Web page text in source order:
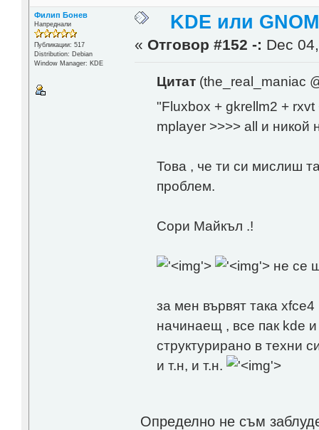
Филип Бонев
Напреднали
Публикации: 517
Distribution: Debian
Window Manager: KDE
KDE или
« Отговор #152 -: Dec
Цитат(the_real_maniac
"Fluxbox + gkrellm2 +
mplayer >>>> all и никой
Това , че ти си мислиш
проблем.
Сори Майкъл .!
'> '>не се
за мен вървят така
начинаещ , все пак kde
структурирано в техни
и т.н, и т.н.
'>
Определно не съм